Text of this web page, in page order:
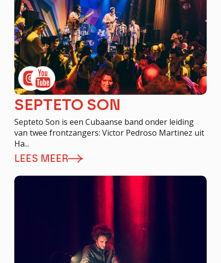
SEPTETO SON
Septeto Son is een Cubaanse band onder leiding
van twee frontzangers: Victor Pedroso Martinez uit
Ha...
LEES MEER